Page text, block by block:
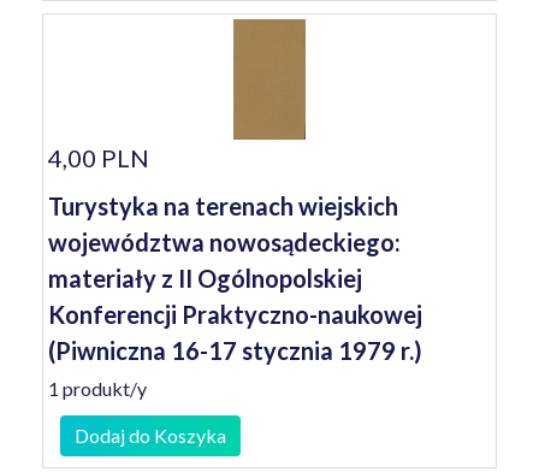
4,00 PLN
Turystyka na terenach wiejskich
województwa nowosądeckiego:
materiały z II Ogólnopolskiej
Konferencji Praktyczno-naukowej
(Piwniczna 16-17 stycznia 1979 r.)
1 produkt/y
Dodaj do Koszyka